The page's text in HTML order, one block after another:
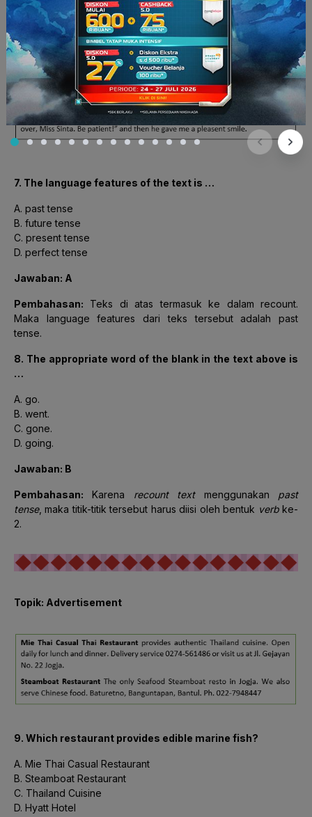
7. The language features of the text is …
A. past tense
B. future tense
C. present tense
D. perfect tense
Jawaban: A
Pembahasan: Teks di atas termasuk ke dalam recount.
Maka language features dari teks tersebut adalah past
tense.
8. The appropriate word of the blank in the text above is
…
A. go.
B. went.
C. gone.
D. going.
Jawaban: B
Pembahasan: Karena recount textmenggunakan past
tense, maka titik-titik tersebut harus diisi oleh bentuk verbke-
2.
Topik: Advertisement
9. Which restaurant provides edible marine fish?
A. Mie Thai Casual Restaurant
B. Steamboat Restaurant
C. Thailand Cuisine
D. Hyatt Hotel